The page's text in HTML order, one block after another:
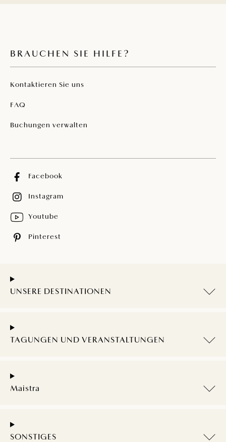
BRAUCHEN SIE HILFE?
Kontaktieren Sie uns
FAQ
Buchungen verwalten
Facebook
Instagram
Youtube
Pinterest
UNSERE DESTINATIONEN
TAGUNGEN UND VERANSTALTUNGEN
Maistra
SONSTIGES